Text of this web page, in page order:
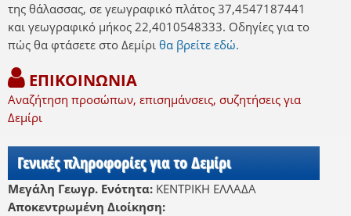
της θάλασσας, σε γεωγραφικό πλάτος 37,4547187441
και γεωγραφικό μήκος 22,4010548333. Οδηγίες για το
πώς θα φτάσετε στο Δεμίρι θα βρείτε εδώ.
ΕΠΙΚΟΙΝΩΝΙΑ
Αναζήτηση προσώπων, επισημάνσεις, συζητήσεις για
Δεμίρι
Γενικές πληροφορίες για το Δεμίρι
Μεγάλη Γεωγρ. Ενότητα: ΚΕΝΤΡΙΚΗ ΕΛΛΑΔΑ
Αποκεντρωμένη Διοίκηση: